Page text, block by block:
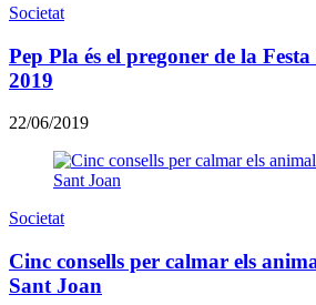
Societat
Pep Pla és el pregoner de la
2019
22/06/2019
Societat
Cinc consells per calmar els
Sant Joan